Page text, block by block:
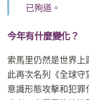
已殉道。
今年有什麼變化？
索馬里仍然是世界
此再次名列《全球
意識形態攻擊和犯